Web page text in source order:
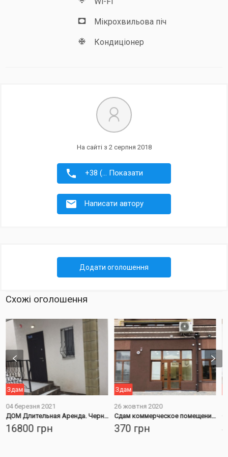
также ОТЗЫВЫ https://vk.com/public56864102
Мікрохвильова піч
Кондиціонер
На сайті з 2 серпня 2018
+38 (... Показати
Написати автору
Додати оголошення
Схожі оголошення
Здам
04 березня 2021
ДОМ Длительная Аренда. Черноморск снять - Шаблевский
16800 грн
Здам
26 жовтня 2020
Сдам коммерческое помещение, первая линия от моря, фасад.
370 грн